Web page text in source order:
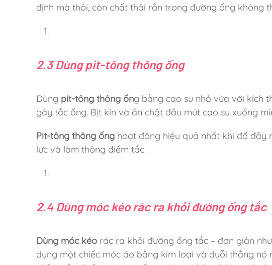
định mà thôi, còn chất thải rắn trong đường ống không
2.3 Dùng pit-tông thông ống
Dùng pit-tông thông ống bằng cao su nhỏ vừa với kích
gây tắc ống. Bịt kín và ấn chặt đầu mút cao su xuống
Pit-tông thông ống hoạt động hiệu quả nhất khi đổ đầy
lực và làm thông điểm tắc.
2.4 Dùng móc kéo rác ra khỏi đường ống tắc
Dùng móc kéo rác ra khỏi đường ống tắc – đơn giản
dụng một chiếc móc áo bằng kim loại và duỗi thẳng